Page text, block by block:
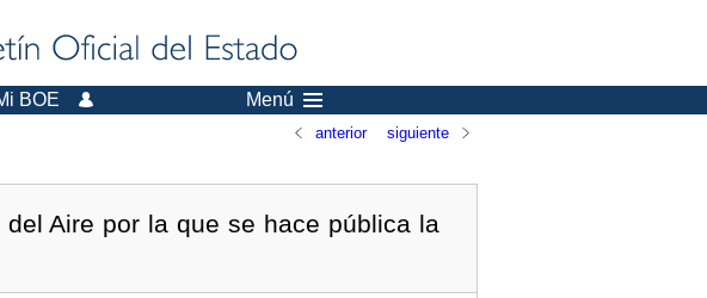
BOE Menú
anterior siguiente
Aire por la que se hace pública la